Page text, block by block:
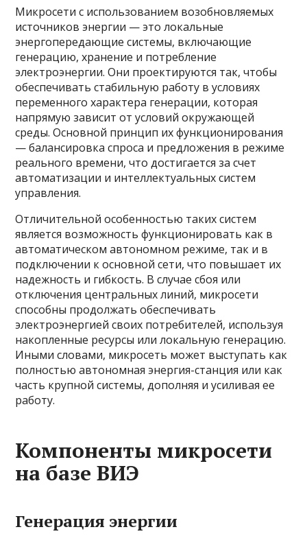
Микросети с использованием возобновляемых
источников энергии — это локальные
энергопередающие системы, включающие
генерацию, хранение и потребление
электроэнергии. Они проектируются так, чтобы
обеспечивать стабильную работу в условиях
переменного характера генерации, которая
напрямую зависит от условий окружающей
среды. Основной принцип их функционирования
— балансировка спроса и предложения в режиме
реального времени, что достигается за счет
автоматизации и интеллектуальных систем
управления.
Отличительной особенностью таких систем
является возможность функционировать как в
автоматическом автономном режиме, так и в
подключении к основной сети, что повышает их
надежность и гибкость. В случае сбоя или
отключения центральных линий, микросети
способны продолжать обеспечивать
электроэнергией своих потребителей, используя
накопленные ресурсы или локальную генерацию.
Иными словами, микросеть может выступать как
полностью автономная энергия-станция или как
часть крупной системы, дополняя и усиливая ее
работу.
Компоненты микросети
на базе ВИЭ
Генерация энергии